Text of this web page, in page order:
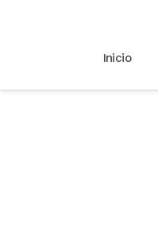
Inicio